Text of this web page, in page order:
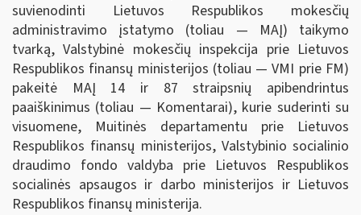
suvienodinti Lietuvos Respublikos mokesčių
administravimo įstatymo (toliau — MAĮ) taikymo
tvarką, Valstybinė mokesčių inspekcija prie Lietuvos
Respublikos finansų ministerijos (toliau — VMI prie FM)
pakeitė MAĮ 14 ir 87 straipsnių apibendrintus
paaiškinimus (toliau — Komentarai), kurie suderinti su
visuomene, Muitinės departamentu prie Lietuvos
Respublikos finansų ministerijos, Valstybinio socialinio
draudimo fondo valdyba prie Lietuvos Respublikos
socialinės apsaugos ir darbo ministerijos ir Lietuvos
Respublikos finansų ministerija.